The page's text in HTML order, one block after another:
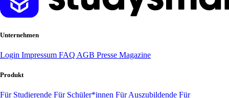
Unternehmen
Login Impressum FAQ AGB Presse Magazine
Produkt
Für Studierende Für Schüler*innen Für Auszubildende Für